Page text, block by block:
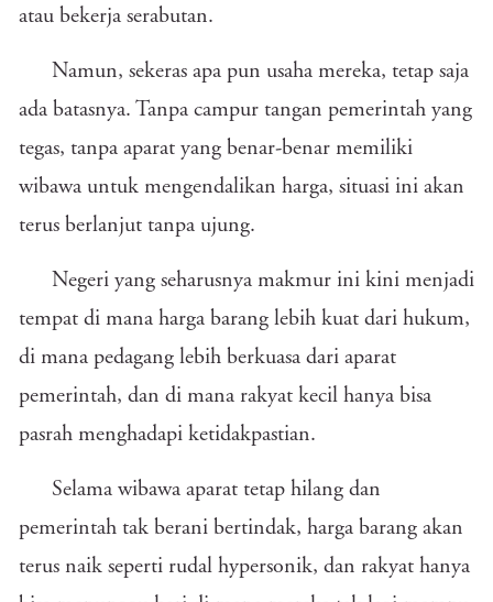
atau bekerja serabutan.
Namun, sekeras apa pun usaha mereka, tetap saja
ada batasnya. Tanpa campur tangan pemerintah yang
tegas, tanpa aparat yang benar-benar memiliki
wibawa untuk mengendalikan harga, situasi ini akan
terus berlanjut tanpa ujung.
Negeri yang seharusnya makmur ini kini menjadi
tempat di mana harga barang lebih kuat dari hukum,
di mana pedagang lebih berkuasa dari aparat
pemerintah, dan di mana rakyat kecil hanya bisa
pasrah menghadapi ketidakpastian.
Selama wibawa aparat tetap hilang dan
pemerintah tak berani bertindak, harga barang akan
terus naik seperti rudal hypersonik, dan rakyat hanya